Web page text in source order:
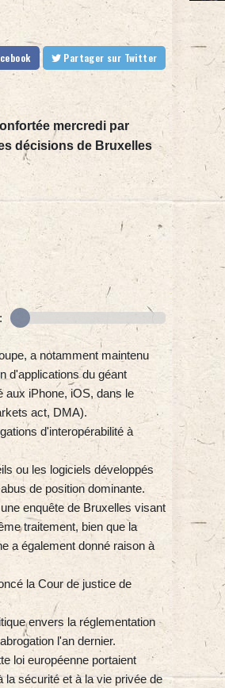
Partager sur Twitter
mercredi par
décisions de Bruxelles
a notamment maintenu
d'applications du géant
aux iPhone, iOS, dans le
act, DMA).
d'interopérabilité à
ou les logiciels développés
de position dominante.
enquête de Bruxelles visant
traitement, bien que la
a également donné raison à
la Cour de justice de
envers la réglementation
l'an dernier.
loi européenne portaient
la sécurité et à la vie privée de